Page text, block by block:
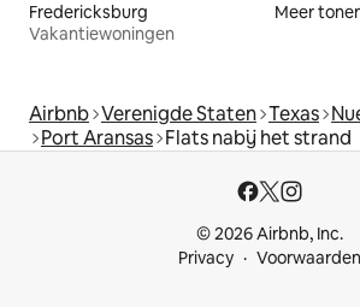
Fredericksburg
Vakantiewoningen
Meer
Airbnb Verenigde Staten Texas
Port Aransas Flats nabij het strand
© 2026 Airbnb, Inc.
Privacy
Voorwaarden